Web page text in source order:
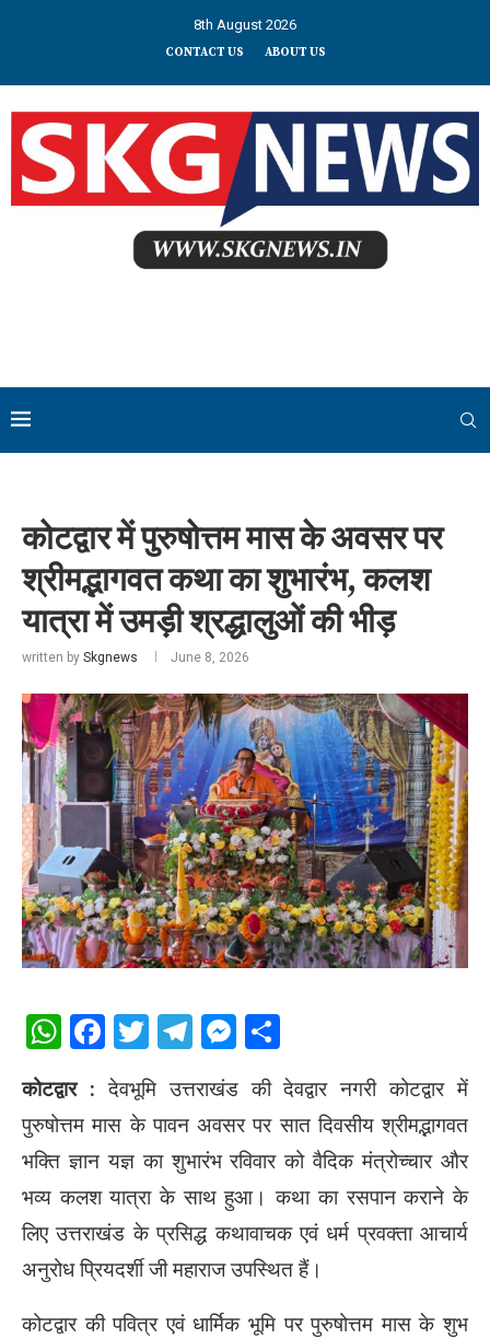
8th August 2026
CONTACT US ABOUT US
कोटद्वार में पुरुषोत्तम मास के अवसर पर
श्रीमद्भागवत कथा का शुभारंभ, कलश
यात्रा में उमड़ी श्रद्धालुओं की भीड़
written by Skgnews June 8, 2026
WhatsApp
Facebook
Twitter
Telegram
Messenger
कोटद्वार : देवभूमि उत्तराखंड की देवद्वार नगरी कोटद्वार में
पुरुषोत्तम मास के पावन अवसर पर सात दिवसीय श्रीमद्भागवत
भक्ति ज्ञान यज्ञ का शुभारंभ रविवार को वैदिक मंत्रोच्चार और
भव्य कलश यात्रा के साथ हुआ। कथा का रसपान कराने के
लिए उत्तराखंड के प्रसिद्ध कथावाचक एवं धर्म प्रवक्ता आचार्य
अनुरोध प्रियदर्शी जी महाराज उपस्थित हैं।
कोटद्वार की पवित्र एवं धार्मिक भूमि पर पुरुषोत्तम मास के शुभ